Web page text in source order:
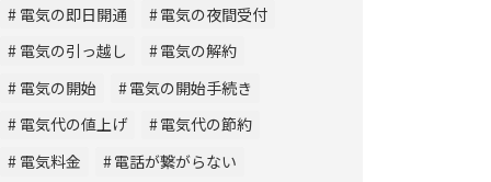
電気の即日開通
電気の夜間受付
電気の引っ越し
電気の解約
電気の開始
電気の開始手続き
電気代の値上げ
電気代の節約
電気料金
電話が繋がらない